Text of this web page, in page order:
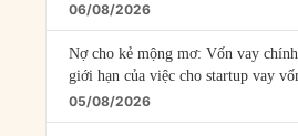
06/08/2026
Nợ cho kẻ mộng mơ: Vốn vay
giới hạn của việc cho startup vay
05/08/2026